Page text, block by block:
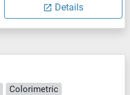
Details
Colorimetric